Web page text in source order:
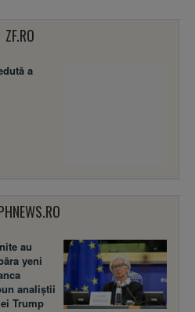
ZF.RO
a
au
yeni
analiștii
Trump